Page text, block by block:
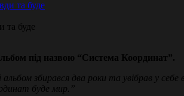
та буде
під назвою “Система Координат”.
збирався два роки та увібрав у
буде мир.”